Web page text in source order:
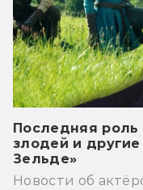
Последняя роль
злодей и
Зельде»
Новости об